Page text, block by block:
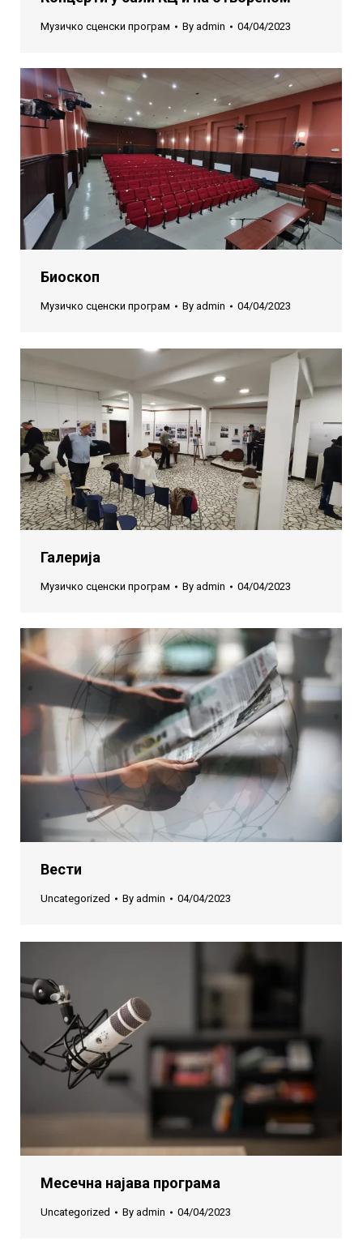
Музичко сценски програм By admin 04/04/2023
Биоскоп
Музичко сценски програм By admin 04/04/2023
Галерија
Музичко сценски програм By admin 04/04/2023
Вести
Uncategorized By admin 04/04/2023
Месечна најава програма
Uncategorized By admin 04/04/2023